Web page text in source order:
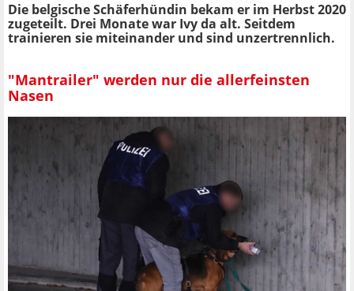
Die belgische Schäferhündin bekam er im Herbst 2020
zugeteilt. Drei Monate war Ivy da alt. Seitdem
trainieren sie miteinander und sind unzertrennlich.
"Mantrailer" werden nur die allerfeinsten
Nasen